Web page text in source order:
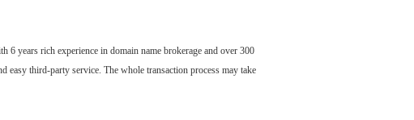
years rich experience in domain name brokerage and over 300
third-party service. The whole transaction process may take